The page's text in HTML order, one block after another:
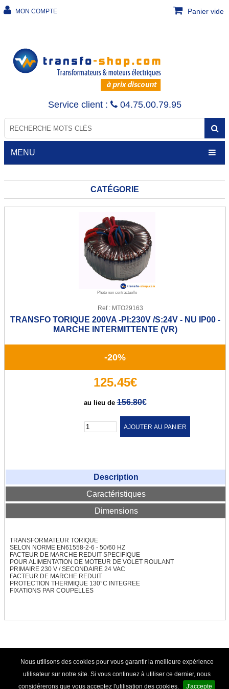
Nous utilisons des cookies pour vous garantir la meilleure expérience
utilisateur sur notre site. Si vous continuez à utiliser ce dernier, nous
considérerons que vous acceptez l'utilisation des cookies.
J'accepte
MON COMPTE
Service client : 04.75.00.79.95
MENU
TRANSFORMATEURS
Transfo de sécurité 12 ou 24 V
Transfo de sécurité 24 ou 48 V
Transfo d'isolement
Transfo d'isolement 230V
Transfo pour circuit imprimé
Transfo torique d'éclairage
Transfo d'enseigne néon
Autotransformateurs
Autotransfo US 230V / 115V
TRANSFO TRIPHASE
Transfo Tri 400/400V
Transfo Tri 400/230V
Tri / Mono protégé
CATÉGORIE
Photo non contractuelle
Ref : MTO29163
TRANSFO TORIQUE 200VA -PI:230V /S:24V - NU IP00 -
MARCHE INTERMITTENTE (VR)
-20%
125.45€
au lieu de 156.80€
Description
Caractéristiques
Dimensions
TRANSFORMATEUR TORIQUE
SELON NORME EN61558-2-6 - 50/60 HZ
FACTEUR DE MARCHE REDUIT SPECIFIQUE
POUR ALIMENTATION DE MOTEUR DE VOLET ROULANT
PRIMAIRE 230 V / SECONDAIRE 24 VAC
FACTEUR DE MARCHE REDUIT
PROTECTION THERMIQUE 130°C INTEGREE
FIXATIONS PAR COUPELLES
Mentions
légales
| Politique de confidentialité | Contact
Panier vide